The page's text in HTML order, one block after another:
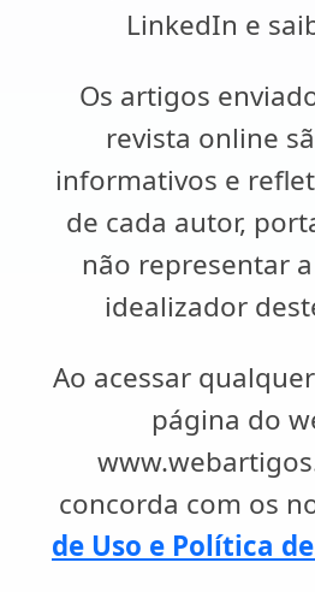
LinkedIn e
Os artigos
revista online
informativos e
de cada autor,
não representar
idealizador
Ao acessar
página do
concorda com os
de Uso e Política